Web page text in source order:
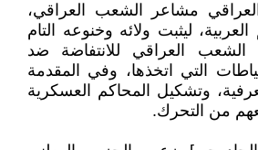
مشاعر الشعب العراقي،
ليثبت ولائه وخنوعه التام
الشعب العراقي للانتفاضة ضد
التي اتخذها، وفي المقدمة
وتشكيل المحاكم العسكرية
من التحرك.